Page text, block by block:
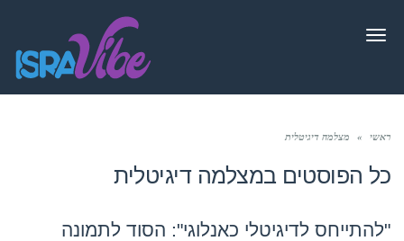
תפריט
ראשי » מצלמה דיגיטלית
כל הפוסטים במצלמה דיגיטלית
"להתייחס לדיגיטלי כאנלוגי": הסוד לתמונה